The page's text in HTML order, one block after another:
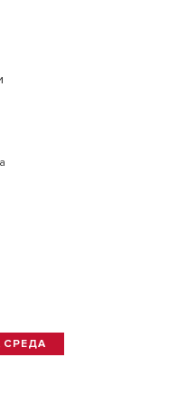
СРЕДА